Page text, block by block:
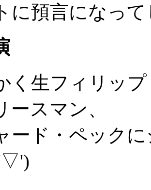
に預言になっ
く生フィリッ
ースマン、
ード・ペック